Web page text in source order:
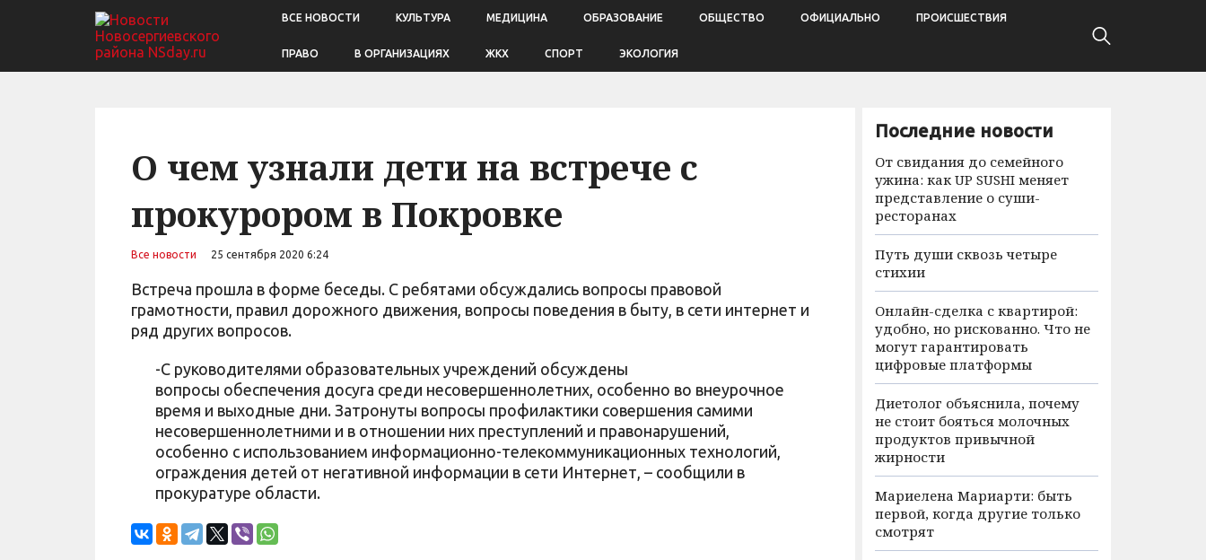
ВСЕ НОВОСТИ КУЛЬТУРА МЕДИЦИНА ОБРАЗОВАНИЕ ОБЩЕСТВО ОФИЦИАЛЬНО ПРОИСШЕСТВИЯ
ПРАВО В ОРГАНИЗАЦИЯХ ЖКХ СПОРТ ЭКОЛОГИЯ
О чем узнали дети на встрече с
прокурором в Покровке
Все новости 25 сентября 2020 6:24
Встреча прошла в форме беседы. С ребятами обсуждались вопросы правовой
грамотности, правил дорожного движения, вопросы поведения в быту, в сети интернет и
ряд других вопросов.
-С руководителями образовательных учреждений обсуждены
вопросы обеспечения досуга среди несовершеннолетних, особенно во внеурочное
время и выходные дни. Затронуты вопросы профилактики совершения самими
несовершеннолетними и в отношении них преступлений и правонарушений,
особенно с использованием информационно-телекоммуникационных технологий,
ограждения детей от негативной информации в сети Интернет, – сообщили в
прокуратуре области.
Последние новости
От свидания до семейного
ужина: как UP SUSHI меняет
представление о суши-
ресторанах
Путь души сквозь четыре
стихии
Онлайн-сделка с квартирой:
удобно, но рискованно. Что не
могут гарантировать
цифровые платформы
Диетолог объяснила, почему
не стоит бояться молочных
продуктов привычной
жирности
Мариелена Мариарти: быть
первой, когда другие только
смотрят